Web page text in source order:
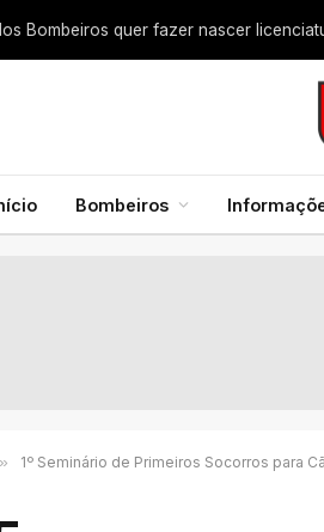
Bombeiros
» 1º Seminário de Primeiros Socorros para